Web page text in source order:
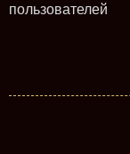
пользователей